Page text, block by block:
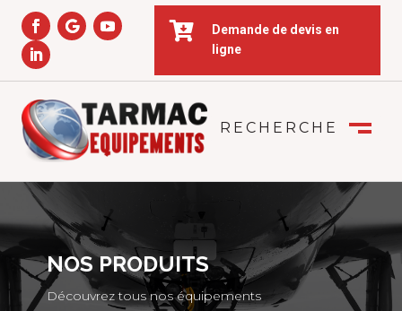

Demande de devis en
ligne
RECHERCHE
NOS PRODUITS
Découvrez tous nos équipements